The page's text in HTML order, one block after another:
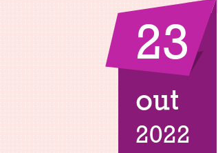
23
out
2022